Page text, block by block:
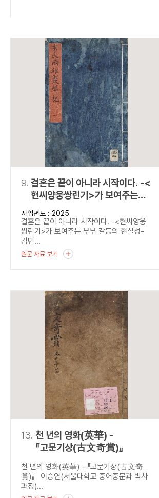
9. 결혼은 끝이 아니라 시작이다. -<
현씨양웅쌍린기>가 보여주는
부부 갈등의 현실성-
사업년도 : 2025
결혼은 끝이 아니라 시작이다. -<현씨양웅
쌍린기>가 보여주는 부부 갈등의 현실성-
김민...
원문 자료 보기
13. 천 년의 영화(英華) -
『고문기상(古文奇賞)』
천 년의 영화(英華) - 『고문기상(古文奇
賞)』 이승연(서울대학교 중어중문과 박사
과정)...